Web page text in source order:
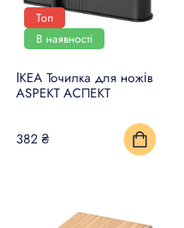
Топ
В наявності
ІКЕА Точилка для ножів
ASPEKT АСПЕКТ
382 ₴